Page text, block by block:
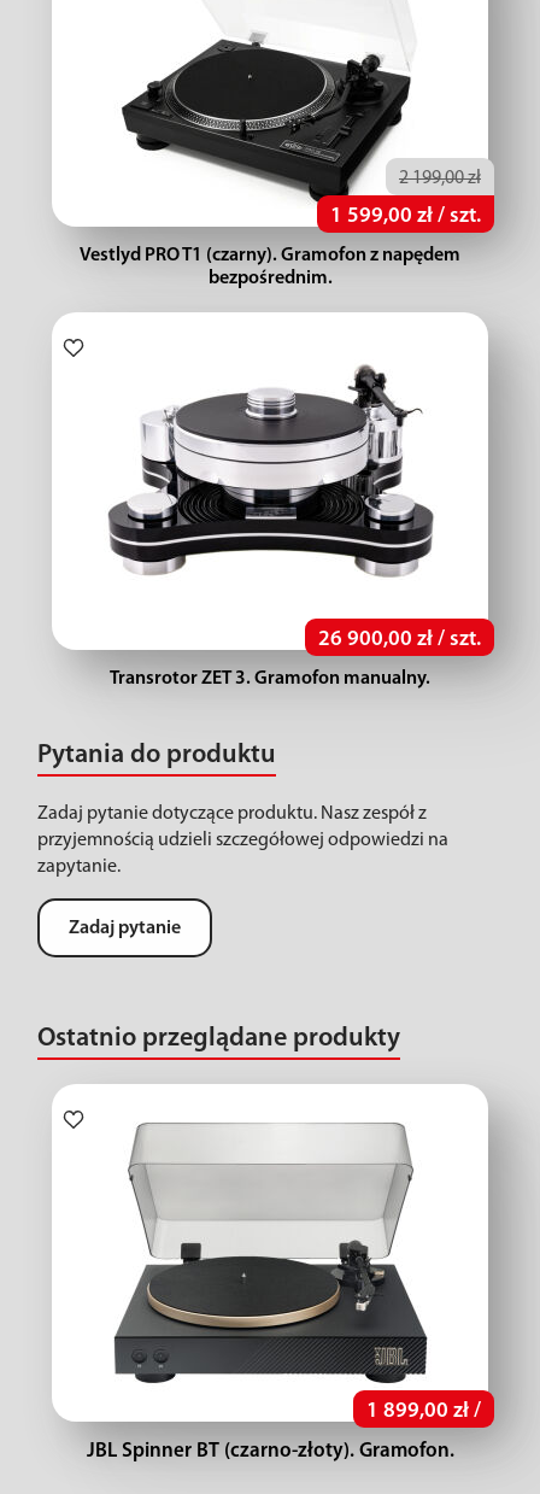
2 199,00 zł
1 599,00 zł / szt.
Vestlyd PRO T1 (czarny). Gramofon z napędem
bezpośrednim.
26 900,00 zł / szt.
Transrotor ZET 3. Gramofon manualny.
Pytania do produktu
Zadaj pytanie dotyczące produktu. Nasz zespół z
przyjemnością udzieli szczegółowej odpowiedzi na
zapytanie.
Zadaj pytanie
Ostatnio przeglądane produkty
1 899,00 zł /
JBL Spinner BT (czarno-złoty). Gramofon.